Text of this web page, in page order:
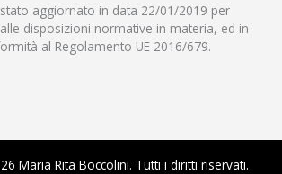
aggiornato in data 22/01/2019 per
disposizioni normative in materia, ed in
al Regolamento UE 2016/679.
Maria Rita Boccolini. Tutti i diritti riservati.